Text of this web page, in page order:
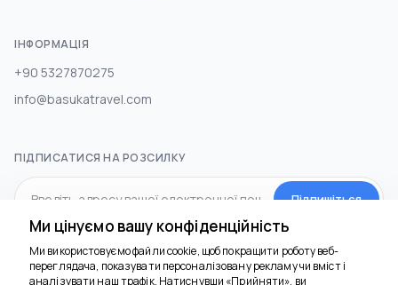
ІНФОРМАЦІЯ
+90 5327870275
info@basukatravel.com
ПІДПИСАТИСЯ НА РОЗСИЛКУ
Підпишіться
СОЦ.МЕДІА
Ми цінуємо вашу конфіденційність
Ми використовуємо файли cookie, щоб покращити роботу веб-
переглядача, показувати персоналізовану рекламу чи вміст і
аналізувати наш трафік. Натиснувши «Прийняти», ви